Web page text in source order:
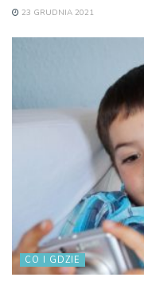
23 GRUDNIA 2021
CO I GDZIE